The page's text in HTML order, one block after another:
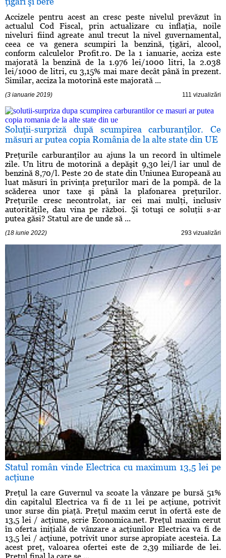
Accizele pentru acest an cresc peste nivelul prevăzut în
actualul Cod Fiscal, prin actualizare cu inflaţia, noile
niveluri fiind agreate anul trecut la nivel guvernamental,
ceea ce va genera scumpiri la benzină, ţigări, alcool,
conform calculelor Profit.ro. De la 1 ianuarie, acciza este
majorată la benzină de la 1.976 lei/1000 litri, la 2.038
lei/1000 de litri, cu 3,15% mai mare decât până în prezent.
Similar, acciza la motorină este majorată ...
(3 ianuarie 2019) 111 vizualizări
Soluţii-surpriză după scumpirea carburanţilor. Ce
măsuri ar putea copia România de la alte state din UE
Preţurile carburanţilor au ajuns la un record în ultimele
zile. Un litru de motorină a depăşit 9,30 lei/l iar unul de
benzină 8,70/l. Peste 20 de state din Uniunea Europeană au
luat măsuri în privinţa preţurilor mari de la pompă. de la
scăderea unor taxe şi până la plafonarea preţurilor.
Preţurile cresc necontrolat, iar cei mai mulţi, inclusiv
autorităţile, dau vina pe război. Şi totuşi ce soluţii s-ar
putea găsi? Statul are de unde să ...
(18 iunie 2022) 293 vizualizări
Statul român vinde Electrica cu maximum 13,5 lei pe
acţiune
Preţul la care Guvernul va scoate la vânzare pe bursă 51%
din capitalul Electrica va fi de 11 lei pe acţiune, potrivit
unor surse din piaţă. Preţul maxim cerut în ofertă este de
13,5 lei / acţiune, scrie Economica.net. Preţul maxim cerut
în oferta iniţială de vânzare a acţiunilor Electrica va fi de
13,5 lei / acţiune, potrivit unor surse apropiate acesteia. La
acest preţ, valoarea ofertei este de 2,39 miliarde de lei.